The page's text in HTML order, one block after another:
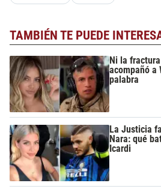
TAMBIÉN TE PUEDE
Ni la
acompañó a
palabra
La Justicia
Nara: qué
Icardi